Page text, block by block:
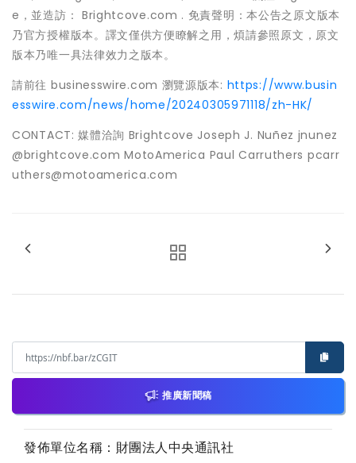
e，並造訪： Brightcove.com . 免責聲明：本公告之原文版本
乃官方授權版本。譯文僅供方便瞭解之用，煩請參照原文，原文
版本乃唯一具法律效力之版本。
請前往 businesswire.com 瀏覽源版本: https://www.busin
esswire.com/news/home/20240305971118/zh-HK/
CONTACT: 媒體洽詢 Brightcove Joseph J. Nuñez jnunez
@brightcove.com MotoAmerica Paul Carruthers pcarr
uthers@motoamerica.com
推廣新聞稿
發佈單位名稱：財團法人中央通訊社